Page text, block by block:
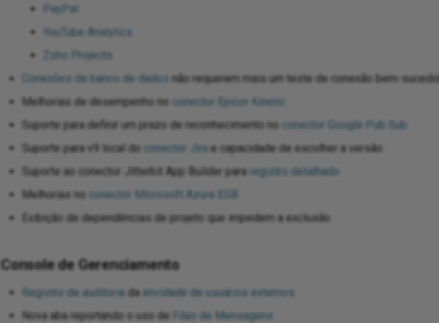
PayPal
YouTube Analytics
Zoho Projects
Conexões de banco de dados não requerem mais um teste de conexão bem-
Melhorias de desempenho no conector Epicor Kinetic
Suporte para definir um prazo de reconhecimento no conector Google Pub Sub
Suporte para v9 local do conector Jira e capacidade de escolher a versão
Suporte ao conector Jitterbit App Builder para registro detalhado
Melhorias no conector Microsoft Azure ESB
Exibição de dependências de projeto que impedem a exclusão
Console de Gerenciamento
Registro de auditoria da atividade de usuários externos
Nova aba reportando o uso de
Filas de Mensagens